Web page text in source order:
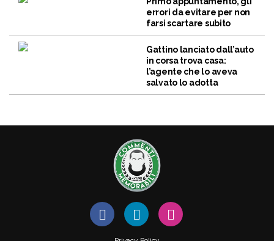
errori da evitare per non
farsi scartare subito
Gattino lanciato dall’auto
in corsa trova casa:
l’agente che lo aveva
salvato lo adotta